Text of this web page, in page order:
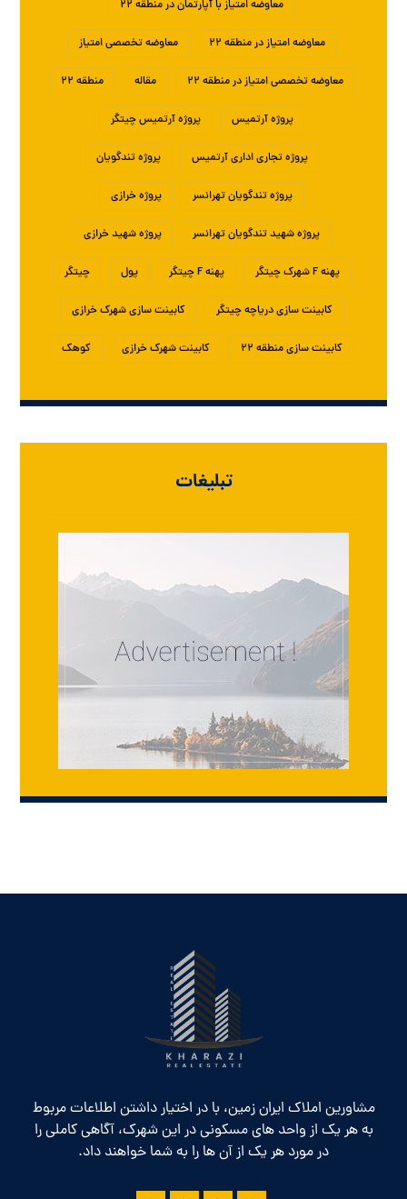
معاوضه امتیاز با آپارتمان در منطقه ۲۲
معاوضه امتیاز در منطقه ۲۲ معاوضه تخصصی امتیاز
معاوضه تخصصی امتیاز در منطقه ۲۲ مقاله منطقه ۲۲
پروژه آرتمیس پروژه آرتمیس چیتگر
پروژه تجاری اداری آرتمیس پروژه تندگویان
پروژه تندگویان تهرانسر پروژه خرازی
پروژه شهید تندگویان تهرانسر پروژه شهید خرازی
پهنه F شهرک چیتگر پهنه F چیتگر پول چیتگر
کابینت سازی دریاچه چیتگر کابینت سازی شهرک خرازی
کابینت سازی منطقه ۲۲ کابینت شهرک خرازی کوهک
تبلیغات
مشاورین املاک ایران زمین، با در اختیار داشتن اطلاعات مربوط
به هر یک از واحد های مسکونی در این شهرک، آگاهی کاملی را
در مورد هر یک از آن ها را به شما خواهند داد.